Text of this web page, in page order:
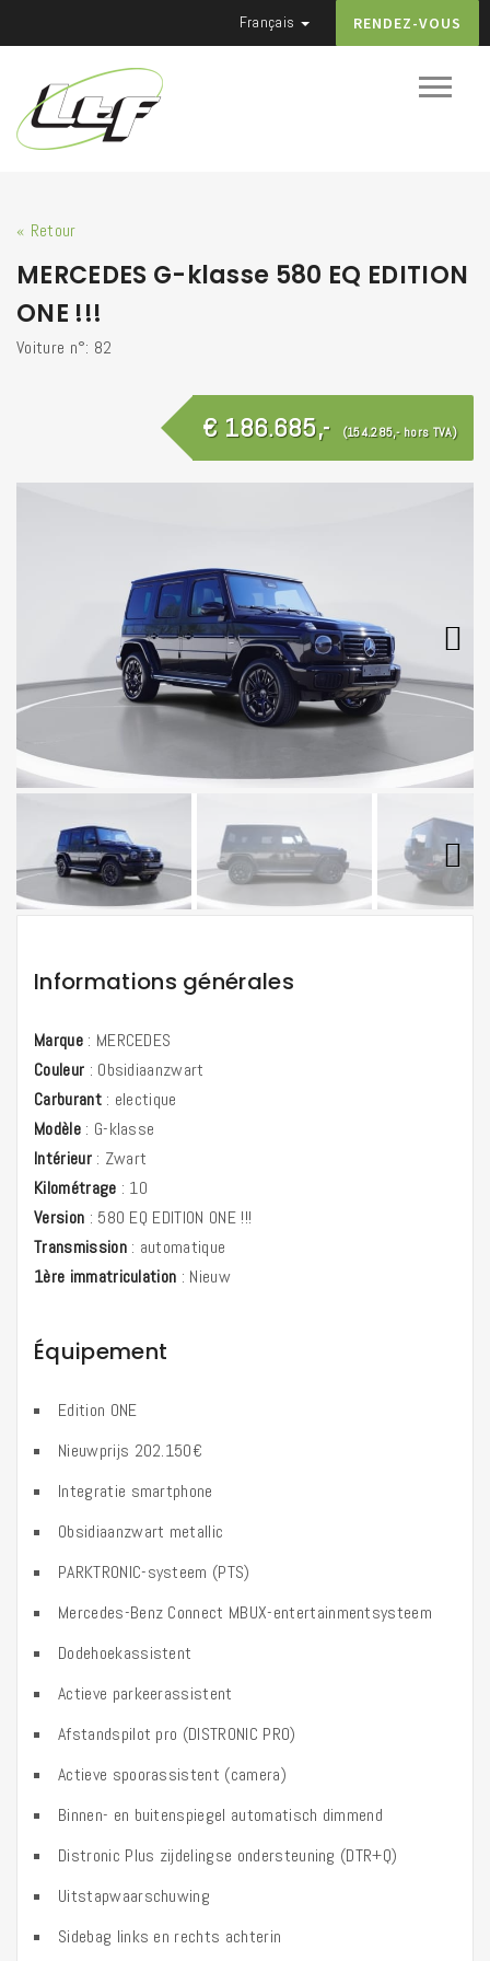
Français RENDEZ-VOUS
« Retour
MERCEDES G-klasse 580 EQ EDITION
ONE !!!
Voiture n°: 82
€ 186.685,- (154.285,- hors TVA)
Next
Next
Informations générales
Marque: MERCEDES
Couleur : Obsidiaanzwart
Carburant: electique
Modèle: G-klasse
Intérieur: Zwart
Kilométrage : 10
Version : 580 EQ EDITION ONE !!!
Transmission: automatique
1ère immatriculation : Nieuw
Équipement
Edition ONE
Nieuwprijs 202.150€
Integratie smartphone
Obsidiaanzwart metallic
PARKTRONIC-systeem (PTS)
Mercedes-Benz Connect MBUX-entertainmentsysteem
Dodehoekassistent
Actieve parkeerassistent
Afstandspilot pro (DISTRONIC PRO)
Actieve spoorassistent (camera)
Binnen- en buitenspiegel automatisch dimmend
Distronic Plus zijdelingse ondersteuning (DTR+Q)
Uitstapwaarschuwing
Sidebag links en rechts achterin